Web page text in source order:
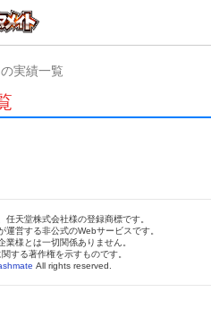
実績一覧
任天堂株式会社様の登録商標です。
営する非公式のWebサービスです。
様とは一切関係ありません。
する著作権を示すものです。
All rights reserved.